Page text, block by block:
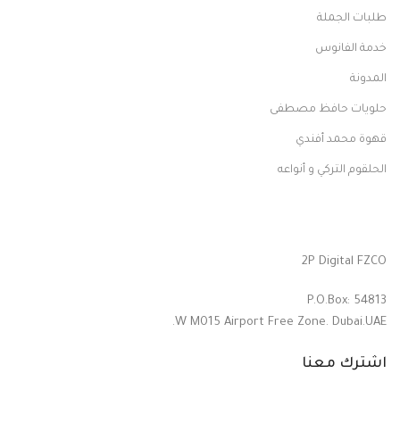
طلبات الجملة
خدمة الفانوس
المدونة
حلويات حافظ مصطفى
قهوة محمد أفندي
الحلقوم التركي و أنواعه
2P Digital FZCO
P.O.Box: 54813
W M015 Airport Free Zone. Dubai.UAE.
اشترك معنا